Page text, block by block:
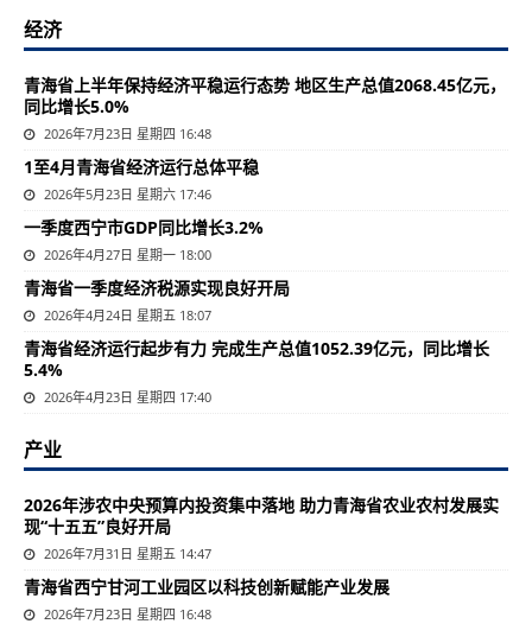
经济
青海省上半年保持经济平稳运行态势 地区生产总值2068.45亿元，
同比增长5.0%
2026年7月23日 星期四 16:48
1至4月青海省经济运行总体平稳
2026年5月23日 星期六 17:46
一季度西宁市GDP同比增长3.2%
2026年4月27日 星期一 18:00
青海省一季度经济税源实现良好开局
2026年4月24日 星期五 18:07
青海省经济运行起步有力 完成生产总值1052.39亿元，同比增长
5.4%
2026年4月23日 星期四 17:40
产业
2026年涉农中央预算内投资集中落地 助力青海省农业农村发展实
现“十五五”良好开局
2026年7月31日 星期五 14:47
青海省西宁甘河工业园区以科技创新赋能产业发展
2026年7月23日 星期四 16:48